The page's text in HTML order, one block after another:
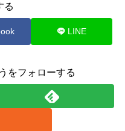
る
LINE
をフォローする